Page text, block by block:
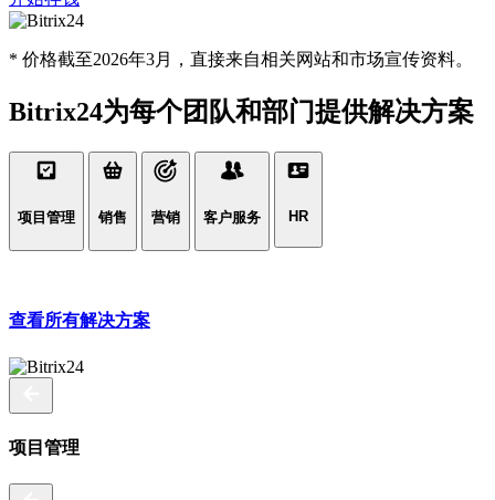
* 价格截至2026年3月，直接来自相关网站和市场宣传资料。
Bitrix24为每个团队和部门提供解决方案
项目管理 销售 营销 客户服务 HR
查看所有解决方案
项目管理